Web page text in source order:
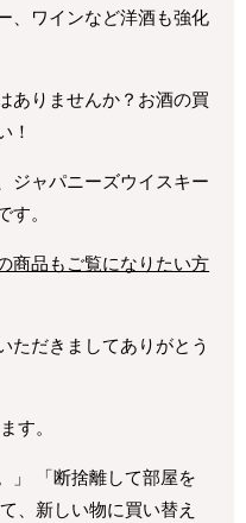
、ワインなど洋酒も強化
ありませんか？お酒の買
！
ジャパニーズウイスキー
す。
商品もご覧になりたい方
ただきましてありがとう
す。
」 「断捨離して部屋を
、新しい物に買い替え